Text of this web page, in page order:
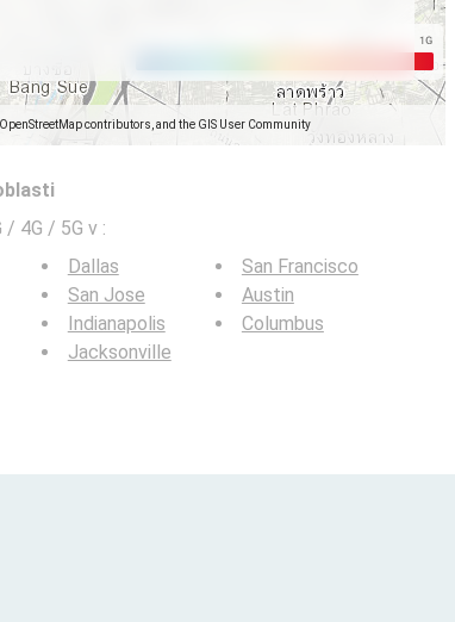
contributors, and the GIS User Community
4G / 5G v :
Dallas
San Jose
Indianapolis
Jacksonville
San Francisco
Austin
Columbus